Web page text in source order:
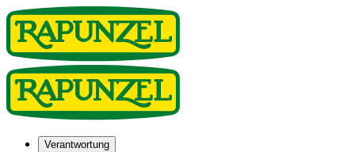
Verantwortung